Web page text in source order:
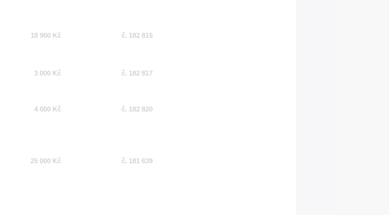
18 900 Kč č. 182 815
3 000 Kč č. 182 817
4 000 Kč č. 182 820
25 000 Kč č. 181 639